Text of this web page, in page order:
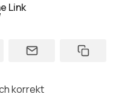
Firma
Link
korrekt